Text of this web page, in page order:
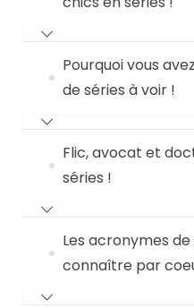
Pourquoi vous
de séries à voir !
Flic, avocat et
séries !
Les acronymes
connaître par